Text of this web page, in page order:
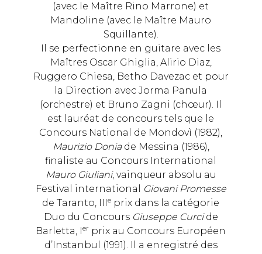
(avec le Maître Rino Marrone) et
Mandoline (avec le Maître Mauro
Squillante).
Il se perfectionne en guitare avec les
Maîtres Oscar Ghiglia, Alirio Diaz,
Ruggero Chiesa, Betho Davezac et pour
la Direction avec Jorma Panula
(orchestre) et Bruno Zagni (chœur). Il
est lauréat de concours tels que le
Concours National de Mondovì (1982),
Maurizio Doniade Messina (1986),
finaliste au Concours International
Mauro Giuliani, vainqueur absolu au
Festival international
Giovani Promesse
de Taranto, IIIe prix dans la catégorie
Duo du Concours Giuseppe Curcide
Barletta, Ier prix au Concours Européen
d’Instanbul (1991). Il a enregistré des